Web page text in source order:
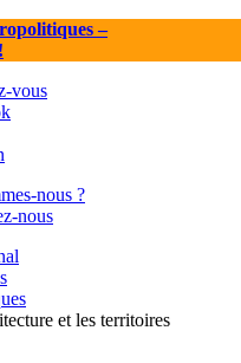
–
vous
nous ?
nous
et les territoires